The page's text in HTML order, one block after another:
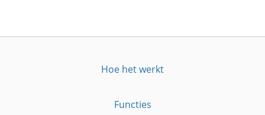
Hoe het werkt
Functies